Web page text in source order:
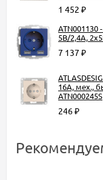
1 452 ₽
ATN001130
5В/2,4А,
7 137 ₽
16А, мех.,
ATN000245S
246₽